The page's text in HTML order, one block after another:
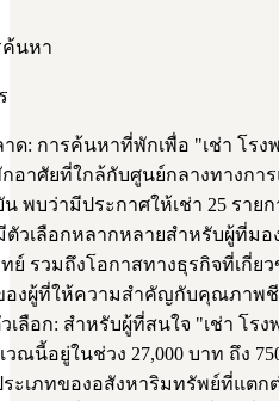
นหา
ด: การค้นหาที่พักเพื่อ "เช่า โรง
อาศัยที่ใกล้กับศูนย์กลางทางก
พบว่ามีประกาศให้เช่า 25 ราย
วเลือกหลากหลายสำหรับผู้ที่มอ
ย์ รวมถึงโอกาสทางธุรกิจที่เกี่ยว
งผู้ที่ให้ความสำคัญกับคุณภาพชี
เลือก: สำหรับผู้ที่สนใจ "เช่า โร
วณนี้อยู่ในช่วง 27,000 บาท ถึง
ะเภทของอสังหาริมทรัพย์ที่แตก